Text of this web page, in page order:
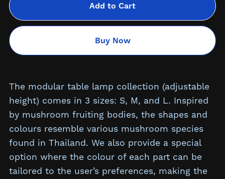
Add to Cart
Buy Now
The modular table lamp collection (adjustable
height) comes in 3 sizes: S, M, and L. Inspired
by mushroom fruiting bodies, the shapes and
colours resemble various mushroom species
found in Thailand. We also provide a special
option where the colour of each part can be
tailored to the user’s preferences, making the